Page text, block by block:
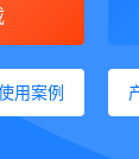
用案例